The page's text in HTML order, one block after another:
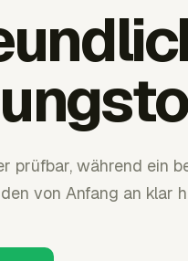
prüfbar, während ein
von Anfang an klar